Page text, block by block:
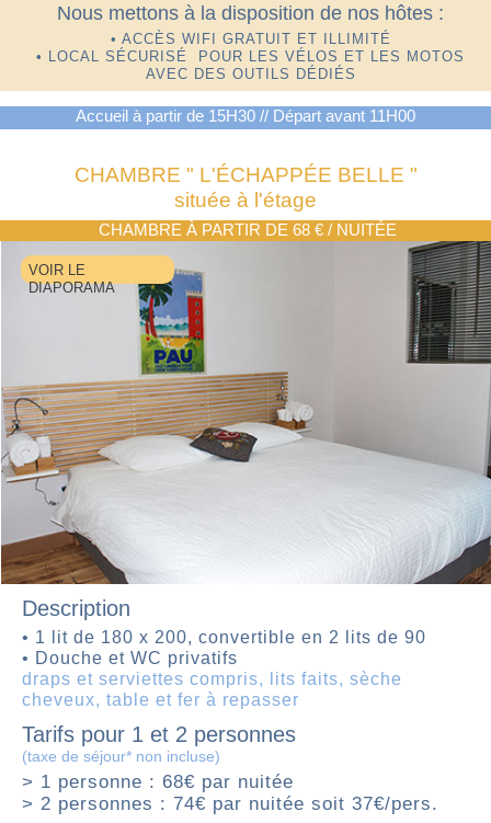
Nous mettons à la disposition de nos hôtes :
• ACCÈS WIFI GRATUIT ET ILLIMITÉ
• LOCAL SÉCURISÉ POUR LES VÉLOS ET LES MOTOS
AVEC DES OUTILS DÉDIÉS
Accueil à partir de 15H30 // Départ avant 11H00
CHAMBRE " L'ÉCHAPPÉE BELLE "
située à l'étage
CHAMBRE À PARTIR DE 68 € / NUITÉE
VOIR LE
DIAPORAMA
Description
• 1 lit de 180 x 200, convertible en 2 lits de 90
• Douche et WC privatifs
draps et serviettes compris, lits faits, sèche
cheveux, table et fer à repasser
Tarifs pour 1 et 2 personnes
(taxe de séjour* non incluse)
> 1 personne : 68€ par nuitée
> 2 personnes : 74€ par nuitée soit 37€/pers.